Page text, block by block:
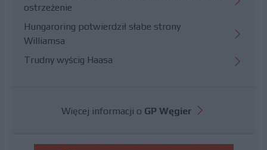
ostrzeżenie
Hungaroring potwierdził słabe strony
Williamsa
Trudny wyścig Haasa
Więcej informacji o GP Węgier